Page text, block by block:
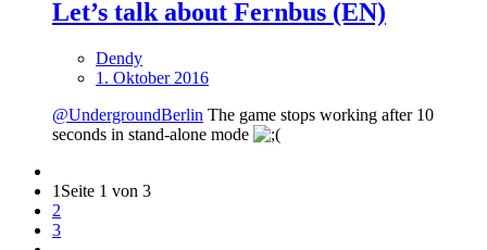
Let’s talk about Fernbus (EN)
Dendy
1. Oktober 2016
@UndergroundBerlin The game stops working after 10
seconds in stand-alone mode
1 Seite 1 von 3
2
3